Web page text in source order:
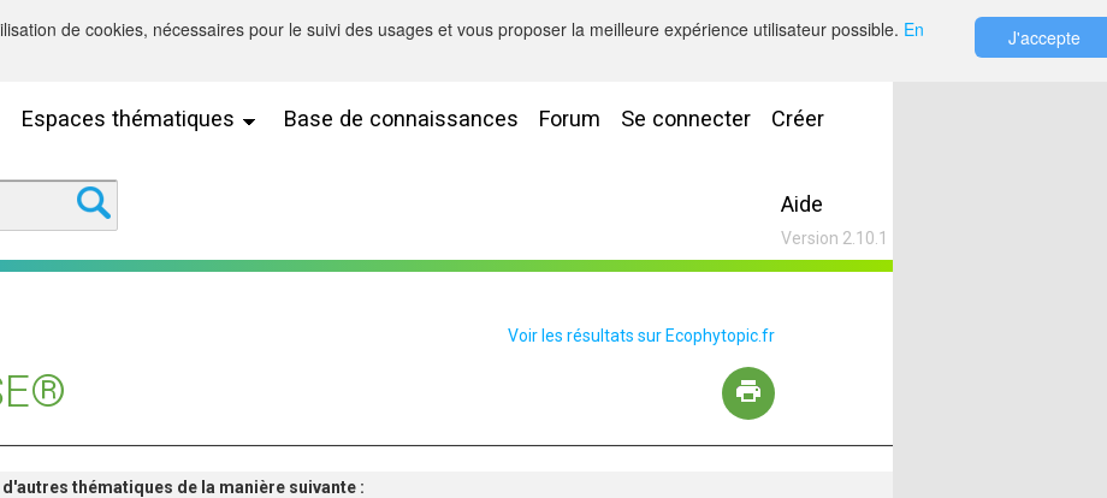
Espaces thématiques Base de connaissances Forum Se connecter Créer
Aide
Version 2.10.1
Voir les résultats sur Ecophytopic.fr
thématiques de la manière suivante :
de cookies, nécessaires pour le suivi des usages et vous proposer la meilleure expérience utilisateur possible. En
J'accepte